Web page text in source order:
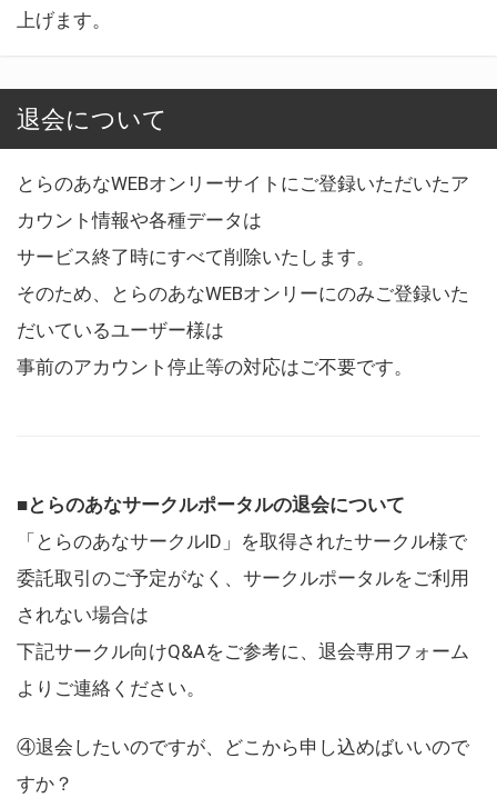
上げます。
退会について
とらのあなWEBオンリーサイトにご登録いただいたア
カウント情報や各種データは
サービス終了時にすべて削除いたします。
そのため、とらのあなWEBオンリーにのみご登録いた
だいているユーザー様は
事前のアカウント停止等の対応はご不要です。
■とらのあなサークルポータルの退会について
「とらのあなサークルID」を取得されたサークル様で
委託取引のご予定がなく、サークルポータルをご利用
されない場合は
下記サークル向けQ&Aをご参考に、退会専用フォーム
よりご連絡ください。
④退会したいのですが、どこから申し込めばいいので
すか？